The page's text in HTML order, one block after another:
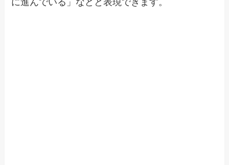
に進んでいる」などと表現できます。